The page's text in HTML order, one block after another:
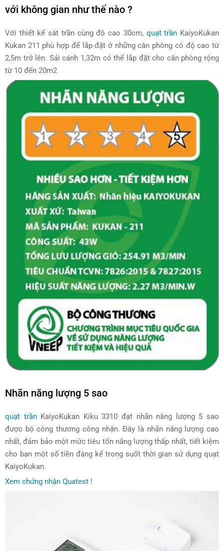
với không gian như thế nào ?
Với thiết kế sát trần cùng độ cao 30cm, quạt trần KaiyoKukan
Kukan 211 phù hợp để lắp đặt ở những căn phòng có độ cao từ
2,5m trở lên. Sải cánh 1,32m có thể lắp đặt cho căn phòng rộng
từ 10 đến 20m2
Nhãn năng lượng 5 sao
quạt trầnKaiyoKukan Kiku 3310 đạt nhãn năng lượng 5 sao
được bộ công thương công nhận. Đây là nhãn năng lượng cao
nhất, đảm bảo một mức tiêu tốn năng lượng thấp nhất, tiết kiệm
cho bạn một số tiền đáng kể trong suốt thời gian sử dụng quạt
KaiyoKukan.
Xem chứng nhận Quatest !